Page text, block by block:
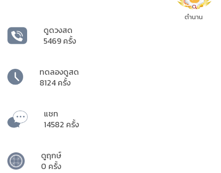
ดูดวงสด
5469 ครั้ง
ทดลองดูสด
8124 ครั้ง
แชท
14582 ครั้ง
ดูฤกษ์
0 ครั้ง
ตำนาน